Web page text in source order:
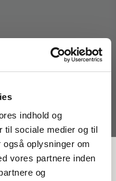
indhold og
til sociale medier og til
oplysninger om
vores partnere inden
og